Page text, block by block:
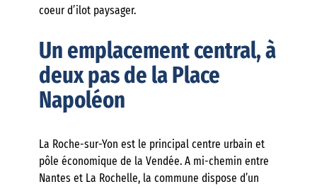
coeur d’ilot paysager.
Un emplacement central, à
deux pas de la Place
Napoléon
La Roche-sur-Yon est le principal centre urbain et
pôle économique de la Vendée. A mi-chemin entre
Nantes et La Rochelle, la commune dispose d’un